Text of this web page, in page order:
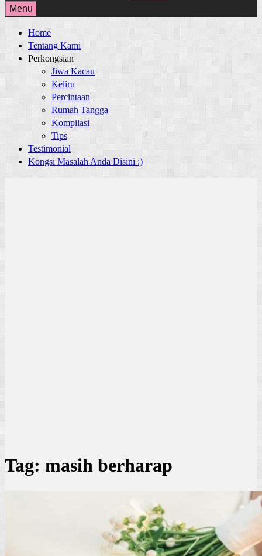
for:
Menu
Home
Tentang Kami
Perkongsian
Jiwa Kacau
Keliru
Percintaan
Rumah Tangga
Kompilasi
Tips
Testimonial
Kongsi Masalah Anda Disini :)
Tag: masih berharap